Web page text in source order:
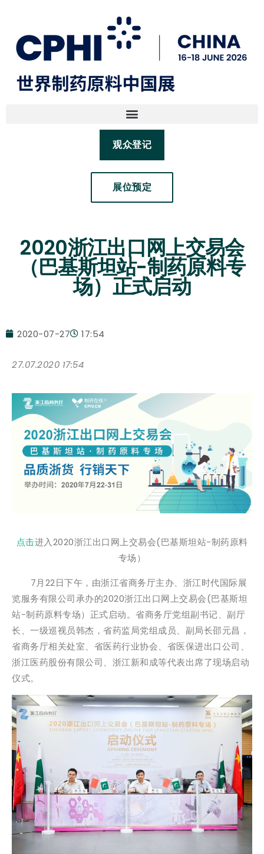
观众登记
展位预定
2020浙江出口网上交易会
（巴基斯坦站-制药原料专
场）正式启动
2020-07-27 17:54
27.07.2020 17:54
点击进入2020浙江出口网上交易会(巴基斯坦站-制药原料
专场）
7月22日下午，由浙江省商务厅主办、浙江时代国际展
览服务有限公司承办的2020浙江出口网上交易会(巴基斯坦
站-制药原料专场）正式启动。省商务厅党组副书记、副厅
长、一级巡视员韩杰，省药监局党组成员、副局长邵元昌，
省商务厅相关处室、省医药行业协会、省医保进出口公司、
浙江医药股份有限公司、浙江新和成等代表出席了现场启动
仪式。